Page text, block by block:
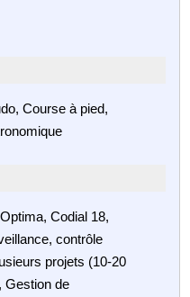
Course à pied,
Codial 18,
contrôle
projets (10‑20
Gestion de